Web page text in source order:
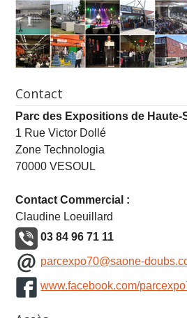
Contact
Parc des Expositions de Haute-
1 Rue Victor Dollé
Zone Technologia
70000 VESOUL
Contact Commercial :
Claudine Loeuillard
03 84 96 71 11
parcexpo70@saone-
www.facebook.com/